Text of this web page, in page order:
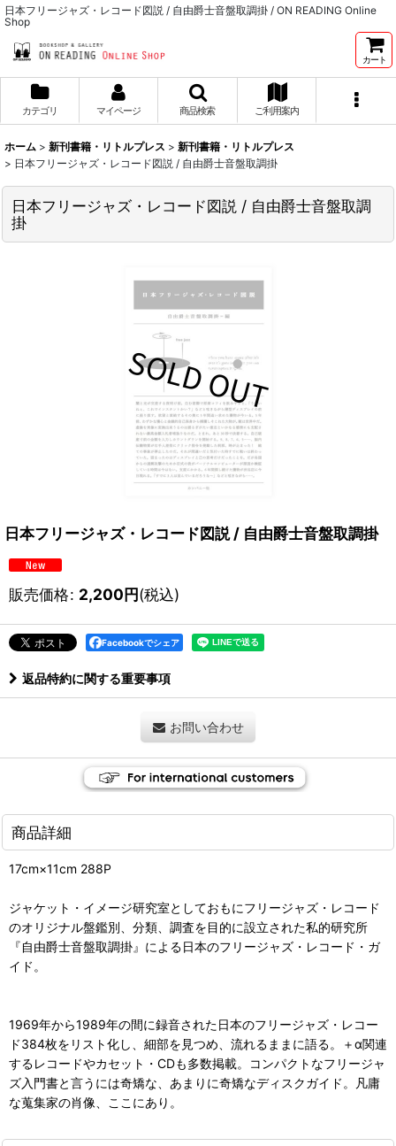
日本フリージャズ・レコード図説 / 自由爵士音盤取調掛 / ON READING Online
Shop
カート
カテゴリ マイページ 商品検索 ご利用案内
ホーム > 新刊書籍・リトルプレス > 新刊書籍・リトルプレス
> 日本フリージャズ・レコード図説 / 自由爵士音盤取調掛
日本フリージャズ・レコード図説 / 自由爵士音盤取調
掛
日本フリージャズ・レコード図説 / 自由爵士音盤取調掛
販売価格: 2,200円(税込)
Facebookでシェア
返品特約に関する重要事項
お問い合わせ
商品詳細
17cm×11cm 288P
ジャケット・イメージ研究室としておもにフリージャズ・レコード
のオリジナル盤鑑別、分類、調査を目的に設立された私的研究所
『自由爵士音盤取調掛』による日本のフリージャズ・レコード・ガ
イド。
1969年から1989年の間に録音された日本のフリージャズ・レコー
ド384枚をリスト化し、細部を見つめ、流れるままに語る。＋α関連
するレコードやカセット・CDも多数掲載。コンパクトなフリージャ
ズ入門書と言うには奇矯な、あまりに奇矯なディスクガイド。凡庸
な蒐集家の肖像、ここにあり。